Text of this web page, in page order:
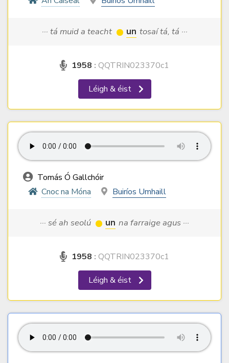
··· tá muid a teacht un tosaí tá, tá ···
1958 : QQTRIN023370c1
Léigh & éist
Tomás Ó Gallchóir
Cnoc na Móna
Buiríos Umhaill
··· sé ah seolú un na farraige agus ···
1958 : QQTRIN023370c1
Léigh & éist